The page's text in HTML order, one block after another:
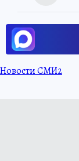
Новости СМИ2